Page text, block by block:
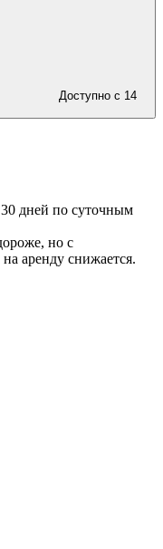
Доступно с 14
30 дней по суточным
но с
аренду снижается.